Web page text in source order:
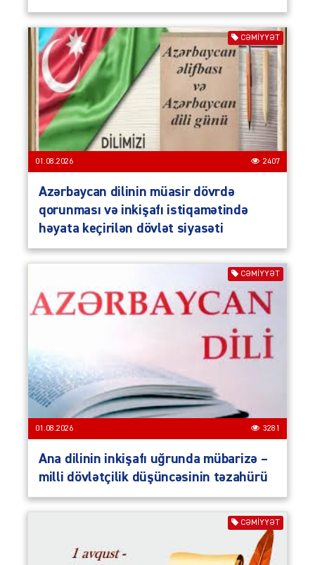
CƏMIYYƏT
01.08.2026 2407
Azərbaycan dilinin müasir dövrdə
qorunması və inkişafı istiqamətində
həyata keçirilən dövlət siyasəti
CƏMIYYƏT
01.08.2026 3281
Ana dilinin inkişafı uğrunda mübarizə –
milli dövlətçilik düşüncəsinin təzahürü
CƏMIYYƏT